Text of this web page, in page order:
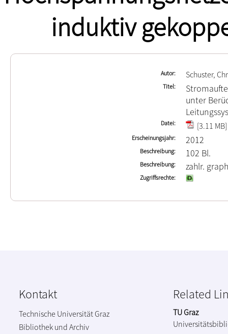
induktiv
Autor Schuster,
Titel
unter
Datei [3.11 MB]
Erscheinungsjahr 2012
Beschreibung 102 Bl.
Beschreibung zahlr.
Zugriffsrechte
Kontakt
Technische Universität Graz
Bibliothek und Archiv
Related
TU Graz